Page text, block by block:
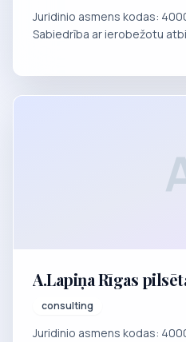
Juridinio asmens kodas:
Sabiedrība ar ierobežotu
A.Lapiņa Rīgas
individuālais
consulting
Juridinio asmens kodas: